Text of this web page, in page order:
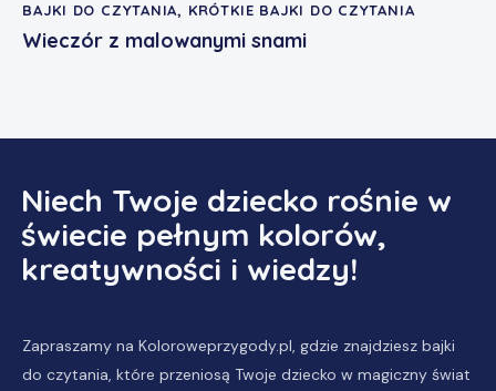
BAJKI DO CZYTANIA, KRÓTKIE BAJKI DO CZYTANIA
Wieczór z malowanymi snami
Niech Twoje dziecko rośnie w
świecie pełnym kolorów,
kreatywności i wiedzy!
Zapraszamy na Koloroweprzygody.pl, gdzie znajdziesz bajki
do czytania, które przeniosą Twoje dziecko w magiczny świat